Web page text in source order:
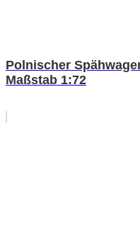
Polnischer
Maßstab 1:72